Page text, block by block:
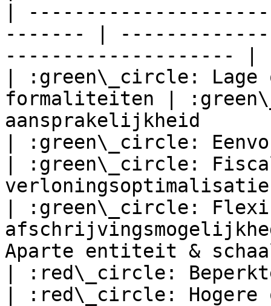
|
------- |
-------------------- |
| :green\_circle: Lage
formaliteiten |
aansprakelijkheid
| :green\_circle:
| :green\_circle:
| :green\_circle:
Aparte entiteit &
| :red\_circle:
| :red\_circle: Hogere